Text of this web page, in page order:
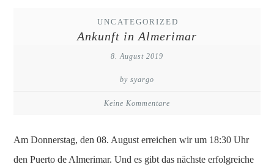
UNCATEGORIZED
Ankunft in Almerimar
8. August 2019
by syargo
Keine Kommentare
Am Donnerstag, den 08. August erreichen wir um 18:30 Uhr
den Puerto de Almerimar. Und es gibt das nächste erfolgreiche